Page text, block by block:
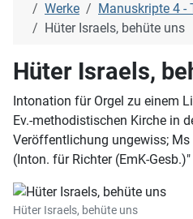
Werke
Manuskripte 4 -
Hüter Israels, behüte uns
Hüter Israels,
Intonation für Orgel zu einem
Ev.-methodistischen Kirche in
Veröffentlichung ungewiss;
(Inton. für Richter (EmK-
Hüter Israels, behüte uns